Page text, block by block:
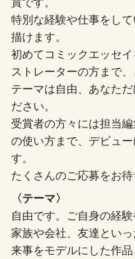
賞です。
特別な経験や仕事をし
描けます。
初めてコミックエッセ
ストレーターの方まで
テーマは自由、あなた
ださい。
受賞者の方々には担当
の使い方まで、デビュ
す。
たくさんのご応募をお待
〈テーマ〉
自由です。ご自身の経
家族や会社、友達とい
来事をモデルにした作